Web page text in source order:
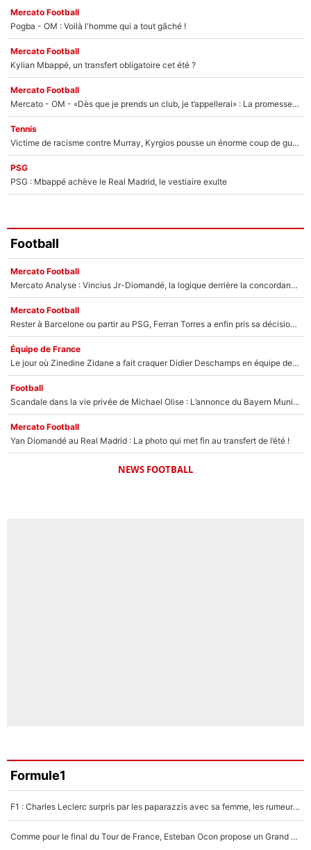
Mercato Football
Pogba - OM : Voilà l'homme qui a tout gâché !
Mercato Football
Kylian Mbappé, un transfert obligatoire cet été ?
Mercato Football
Mercato - OM - «Dès que je prends un club, je t’appellerai» : La promesse de Marcelino au moment de claquer la porte
Tennis
Victime de racisme contre Murray, Kyrgios pousse un énorme coup de gueule !
PSG
PSG : Mbappé achève le Real Madrid, le vestiaire exulte
Football
Mercato Football
Mercato Analyse : Vincius Jr-Diomandé, la logique derrière la concordance des temps
Mercato Football
Rester à Barcelone ou partir au PSG, Ferran Torres a enfin pris sa décision : La course contre la montre est lancée !
Équipe de France
Le jour où Zinedine Zidane a fait craquer Didier Deschamps en équipe de France : «Je m’en suis voulu», l’ancien sélectionneur a regretté son geste !
Football
Scandale dans la vie privée de Michael Olise : L’annonce du Bayern Munich sur son enfant caché
Mercato Football
Yan Diomandé au Real Madrid : La photo qui met fin au transfert de l’été !
NEWS FOOTBALL
Formule1
F1 : Charles Leclerc surpris par les paparazzis avec sa femme, les rumeurs étaient vraies !
Comme pour le final du Tour de France, Esteban Ocon propose un Grand Prix de Formule 1 à Paris : «Autour de l’Arc de Triomphe, ce serait génial» !